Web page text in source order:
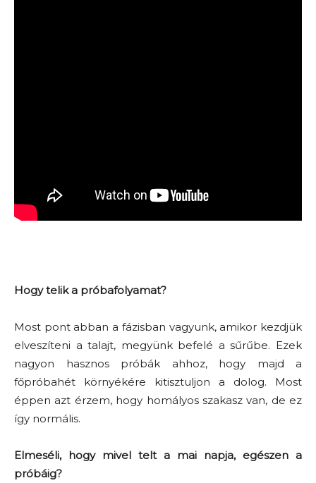
Hogy telik a próbafolyamat?
Most pont abban a fázisban vagyunk, amikor kezdjük
elveszíteni a talajt, megyünk befelé a sűrűbe. Ezek
nagyon hasznos próbák ahhoz, hogy majd a
főpróbahét környékére kitisztuljon a dolog. Most
éppen azt érzem, hogy homályos szakasz van, de ez
így normális.
Elmeséli, hogy mivel telt a mai napja, egészen a
próbáig?